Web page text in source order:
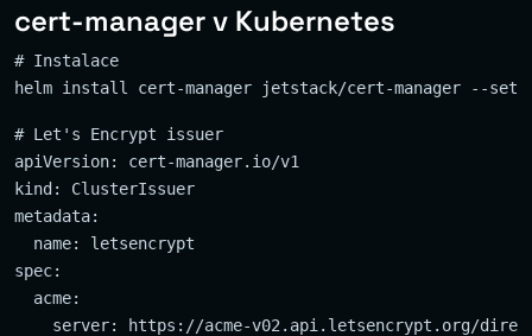
cert-manager v Kubernetes
# Instalace
# Let's Encrypt issuer
apiVersion: cert-manager.io/v1
kind: ClusterIssuer
metadata:
  name: letsencrypt
spec:
  acme:
server: https://acme-v02.api.letsencrypt.org/